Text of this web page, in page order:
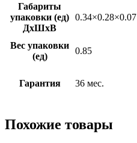
Габариты
упаковки (ед)
ДхШхВ
0.34×0.28×0.07
Вес упаковки
(ед)
0.85
Гарантия 36 мес.
Похожие товары